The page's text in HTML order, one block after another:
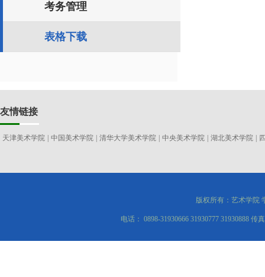
考务管理
表格下载
友情链接
天津美术学院 中国美术学院 清华大学美术学院 中央美术学院 湖北美术学院
版权所有：艺术学院
电话： 0898-31930666 31930777 31930888 传